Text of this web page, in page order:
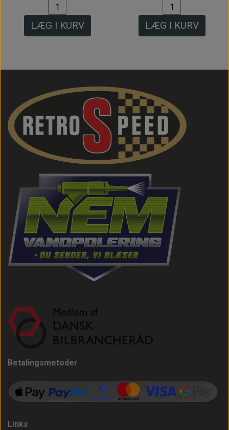
LÆG I KURV LÆG I KURV
Betalingsmetoder
Links